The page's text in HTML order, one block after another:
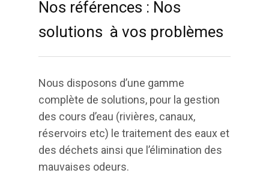
Nos références : Nos
solutions à vos problèmes
Nous disposons d’une gamme
complète de solutions, pour la gestion
des cours d’eau (rivières, canaux,
réservoirs etc) le traitement des eaux et
des déchets ainsi que l’élimination des
mauvaises odeurs.